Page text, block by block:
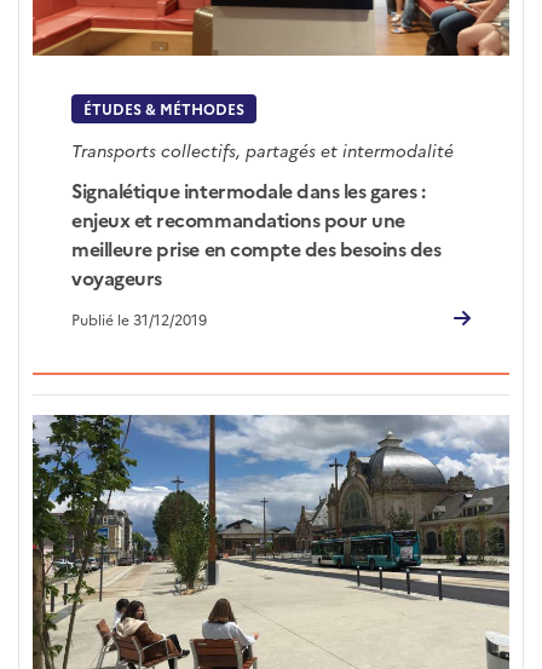
ÉTUDES & MÉTHODES
Transports collectifs, partagés et intermodalité
Signalétique intermodale dans les gares :
enjeux et recommandations pour une
meilleure prise en compte des besoins des
voyageurs
Publié le 31/12/2019